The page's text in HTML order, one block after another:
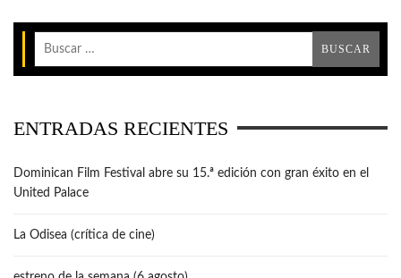
ENTRADAS RECIENTES
Dominican Film Festival abre su 15.ª edición con gran éxito en el
United Palace
La Odisea (crítica de cine)